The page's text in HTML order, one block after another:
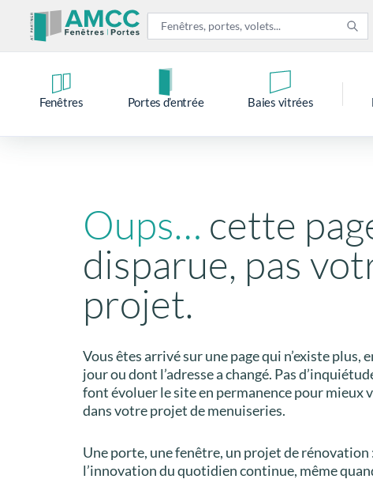
Fenêtres Portes d’entrée Baies vitrées
Oups… cette
disparue, pas
projet.
Vous êtes arrivé sur une page qui n’existe plus,
jour ou dont l’adresse a changé. Pas
font évoluer le site en permanence pour mieux
dans votre projet de menuiseries.
Une porte, une fenêtre, un projet de rénovation
l’innovation du quotidien continue, même